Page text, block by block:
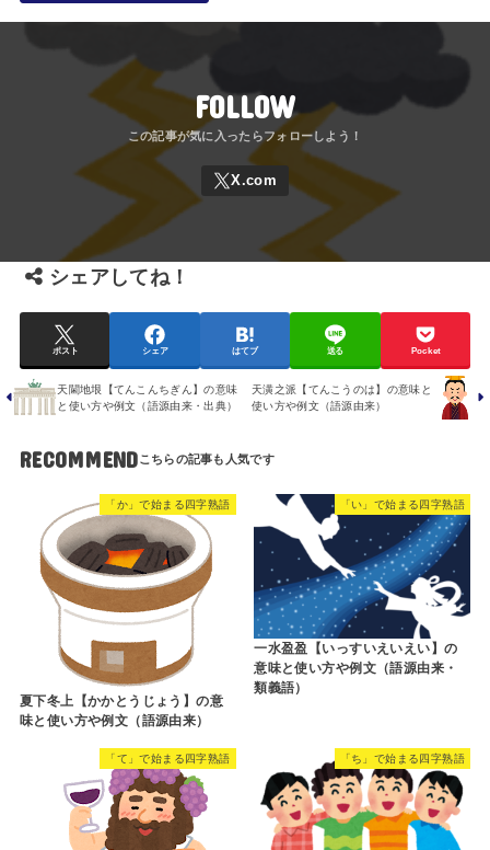
FOLLOW
シェアしてね！
ポスト シェア はてブ 送る Pocket
天閫地垠【てんこんちぎん】の意味
と使い方や例文（語源由来・出典）
天潢之派【てんこうのは】の意味と
使い方や例文（語源由来）
RECOMMEND
「か」で始まる四字熟語
夏下冬上【かかとうじょう】の意
味と使い方や例文（語源由来）
「い」で始まる四字熟語
一水盈盈【いっすいえいえい】の
意味と使い方や例文（語源由来・
類義語）
「て」で始まる四字熟語 「ち」で始まる四字熟語